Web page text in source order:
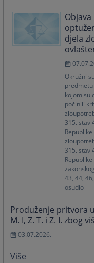
djela
Okružni
predmetu
kojom su
počinili
315. stav
315. stav
43, 44,
osudio
Produženje pritvora
M. I, Z. T. i Z. I. zbog
03.07.2026.
Više